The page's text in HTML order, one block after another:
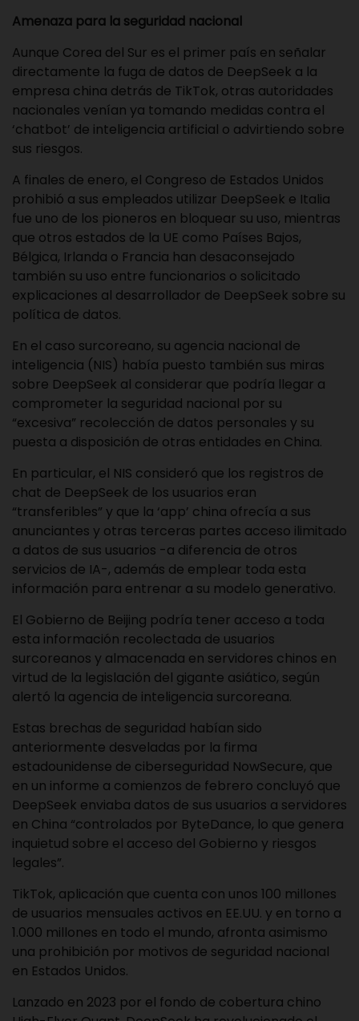
Amenaza para la seguridad nacional
Aunque Corea del Sur es el primer país en señalar
directamente la fuga de datos de DeepSeek a la
empresa china detrás de TikTok, otras autoridades
nacionales venían ya tomando medidas contra el
‘chatbot’ de inteligencia artificial o advirtiendo sobre
sus riesgos.
A finales de enero, el Congreso de Estados Unidos
prohibió a sus empleados utilizar DeepSeek e Italia
fue uno de los pioneros en bloquear su uso, mientras
que otros estados de la UE como Países Bajos,
Bélgica, Irlanda o Francia han desaconsejado
también su uso entre funcionarios o solicitado
explicaciones al desarrollador de DeepSeek sobre su
política de datos.
En el caso surcoreano, su agencia nacional de
inteligencia (NIS) había puesto también sus miras
sobre DeepSeek al considerar que podría llegar a
comprometer la seguridad nacional por su
“excesiva” recolección de datos personales y su
puesta a disposición de otras entidades en China.
En particular, el NIS consideró que los registros de
chat de DeepSeek de los usuarios eran
“transferibles” y que la ‘app’ china ofrecía a sus
anunciantes y otras terceras partes acceso ilimitado
a datos de sus usuarios -a diferencia de otros
servicios de IA-, además de emplear toda esta
información para entrenar a su modelo generativo.
El Gobierno de Beijing podría tener acceso a toda
esta información recolectada de usuarios
surcoreanos y almacenada en servidores chinos en
virtud de la legislación del gigante asiático, según
alertó la agencia de inteligencia surcoreana.
Estas brechas de seguridad habían sido
anteriormente desveladas por la firma
estadounidense de ciberseguridad NowSecure, que
en un informe a comienzos de febrero concluyó que
DeepSeek enviaba datos de sus usuarios a servidores
en China “controlados por ByteDance, lo que genera
inquietud sobre el acceso del Gobierno y riesgos
legales”.
TikTok, aplicación que cuenta con unos 100 millones
de usuarios mensuales activos en EE.UU. y en torno a
1.000 millones en todo el mundo, afronta asimismo
una prohibición por motivos de seguridad nacional
en Estados Unidos.
Lanzado en 2023 por el fondo de cobertura chino